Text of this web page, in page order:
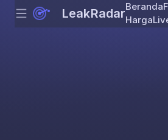
Skip to
Menu LeakRadarBeranda
Harga